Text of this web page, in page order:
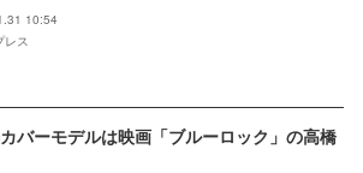
10:54
レス
バーモデルは映画「ブルーロック」の高橋